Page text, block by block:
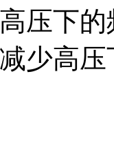
压下
少高